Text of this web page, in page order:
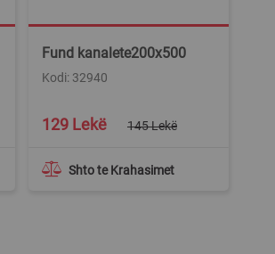
Fund kanalete200x500
Kodi: 32940
Shto te Krahasimet
Special
Price
129 Lekë 145 Lekë